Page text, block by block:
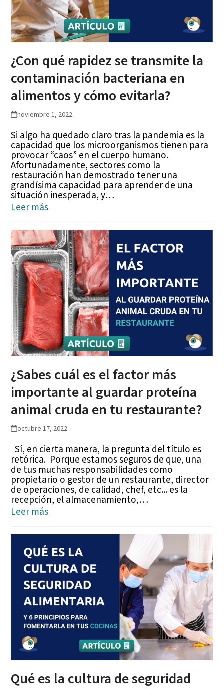
¿Con qué rapidez se transmite la
contaminación bacteriana en
alimentos y cómo evitarla?
noviembre 1, 2022
Si algo ha quedado claro tras la pandemia es la
capacidad que los microorganismos tienen para
provocar “caos” en el cuerpo humano.
Afortunadamente, sectores como la
restauración han demostrado tener una
grandísima capacidad para aprender de una
situación inesperada, y…
Leer más
¿Sabes cuál es el factor más
importante al guardar proteína
animal cruda en tu restaurante?
octubre 17, 2022
Sí, en cierta manera, la pregunta del título es
retórica. Porque estamos seguros de que, una
de tus muchas responsabilidades como
propietario o gestor de un restaurante, director
de operaciones, de calidad, chef, etc... es la
recepción, el almacenamiento,…
Leer más
Qué es la cultura de seguridad